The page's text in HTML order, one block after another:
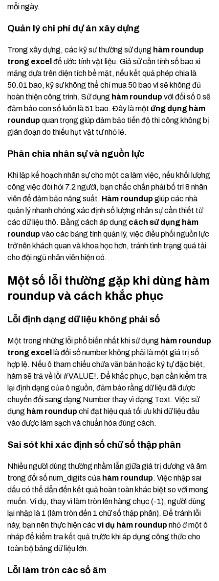
mỗi ngày.
Quản lý chi phí dự án xây dựng
Trong xây dựng, các kỹ sư thường sử dụng hàm roundup
trong excel để ước tính vật liệu. Giả sử cần tính số bao xi
măng dựa trên diện tích bề mặt, nếu kết quả phép chia là
50.01 bao, kỹ sư không thể chỉ mua 50 bao vì sẽ không đủ
hoàn thiện công trình. Sử dụng hàm roundup với đối số 0 sẽ
đảm bảo con số luôn là 51 bao. Đây là một ứng dụng hàm
roundup quan trọng giúp đảm bảo tiến độ thi công không bị
gián đoạn do thiếu hụt vật tư nhỏ lẻ.
Phân chia nhân sự và nguồn lực
Khi lập kế hoạch nhân sự cho một ca làm việc, nếu khối lượng
công việc đòi hỏi 7.2 người, bạn chắc chắn phải bố trí 8 nhân
viên để đảm bảo năng suất. Hàm roundup giúp các nhà
quản lý nhanh chóng xác định số lượng nhân sự cần thiết từ
các dữ liệu thô. Bằng cách áp dụng cách sử dụng hàm
roundup vào các bảng tính quản lý, việc điều phối nguồn lực
trở nên khách quan và khoa học hơn, tránh tình trạng quá tải
cho đội ngũ nhân viên hiện có.
Một số lỗi thường gặp khi dùng hàm
roundup và cách khắc phục
Lỗi định dạng dữ liệu không phải số
Một trong những lỗi phổ biến nhất khi sử dụng hàm roundup
trong excel
là đối số number không phải là một giá trị số
hợp lệ. Nếu ô tham chiếu chứa văn bản hoặc ký tự đặc biệt,
hàm sẽ trả về lỗi #VALUE!. Để khắc phục, bạn cần kiểm tra
lại định dạng của ô nguồn, đảm bảo rằng dữ liệu đã được
chuyển đổi sang dạng Number thay vì dạng Text. Việc sử
dụng hàm roundup chỉ đạt hiệu quả tối ưu khi dữ liệu đầu
vào được làm sạch và chuẩn hóa đúng cách.
Sai sót khi xác định số chữ số thập phân
Nhiều người dùng thường nhầm lẫn giữa giá trị dương và âm
trong đối số num_digits của hàm roundup. Việc nhập sai
dấu có thể dẫn đến kết quả hoàn toàn khác biệt so với mong
muốn. Ví dụ, thay vì làm tròn lên hàng chục (-1), người dùng
lại nhập là 1 (làm tròn đến 1 chữ số thập phân). Để tránh lỗi
này, bạn nên thực hiện các ví dụ hàm roundup nhỏ ở một ô
nháp để kiểm tra kết quả trước khi áp dụng công thức cho
toàn bộ bảng dữ liệu lớn.
Lỗi làm tròn các số âm